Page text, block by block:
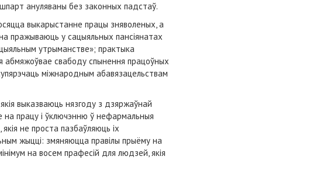
ануляваны без законных падстаў.
выкарыстанне працы зняволеных, а
пражываюць у сацыяльных пансіянатах
утрыманстве»; практыка
абмяжоўвае свабоду спынення працоўных
міжнародным абавязацельствам
выказваюць нязгоду з дзяржаўнай
на працу і ўключэнню ў нефармальныя
не проста пазбаўляюць іх
жыцці: змяняюцца правілы прыёму на
на восем прафесій для людзей, якія